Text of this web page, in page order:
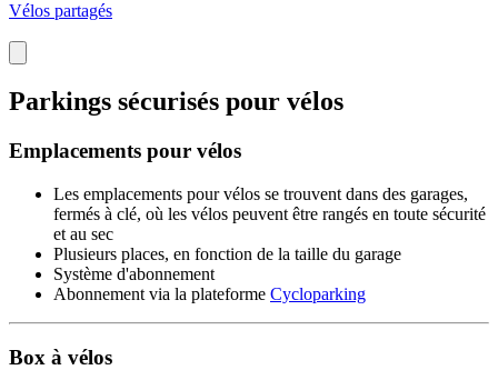
Vélos partagés
Parkings sécurisés pour vélos
Emplacements pour vélos
Les emplacements pour vélos se trouvent dans des garages,
fermés à clé, où les vélos peuvent être rangés en toute sécurité
et au sec
Plusieurs places, en fonction de la taille du garage
Système d'abonnement
Abonnement via la plate­forme Cycloparking
Box à vélos